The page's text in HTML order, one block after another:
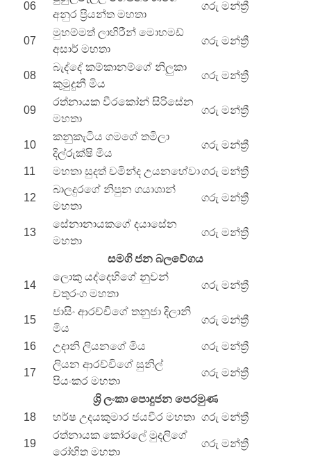
06
අනුර ප්‍රියන්ත මහතා
ගරු මන්ත්‍රී
07
මුහම්මත් ලාහිරීන් මොහමඩ්
අසාර් මහතා
ගරු මන්ත්‍රී
08
බැද්දේ කම්කානම්ගේ නිලුකා
කුමුදුනී මිය
ගරු මන්ත්‍රී
09
රත්නායක වීරකෝන් සිරිසේන
මහතා
ගරු මන්ත්‍රී
10
කනුකැටිය ගමගේ තමිලා
දිල්රුක්ෂි මිය
ගරු මන්ත්‍රී
11 මහතා සුදත් චමින්ද උයනහේවාගරු මන්ත්‍රී
12
බාලදුරගේ නිපුන ගයාශාන්
මහතා
ගරු මන්ත්‍රී
13
සේනානායකගේ දයාසේන
මහතා
ගරු මන්ත්‍රී
සමගි ජන බලවේගය
14
ලොකු යද්දෙහිගේ නුවන්
චතුරංග මහතා
ගරු මන්ත්‍රී
15
ජාසිං ආරච්චිගේ තනුජා දිලානි
මිය
ගරු මන්ත්‍රී
16 උදානි ලියනගේ මිය ගරු මන්ත්‍රී
17
ලියන ආරච්චිගේ සුනිල්
පියංකර මහතා
ගරු මන්ත්‍රී
ශ්‍රි ලංකා පොදුජන පෙරමුණ
18
හර්ෂ උදයකුමාර ජයවීර මහතා ගරු මන්ත්‍රී
19
රත්නායක කෝරලේ මුදලිගේ
රෝහිත මහතා
ගරු මන්ත්‍රී